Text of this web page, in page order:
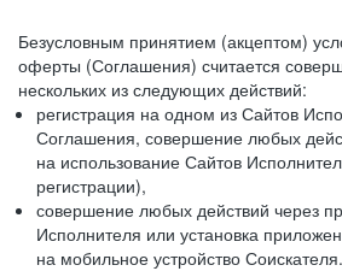
Безусловным принятием (акцептом)
оферты (Соглашения) считается
нескольких из следующих действий:
регистрация на одном из Сайтов
Соглашения, совершение любых
на использование Сайтов
регистрации),
совершение любых действий через
Исполнителя или установка
на мобильное устройство Соискателя.